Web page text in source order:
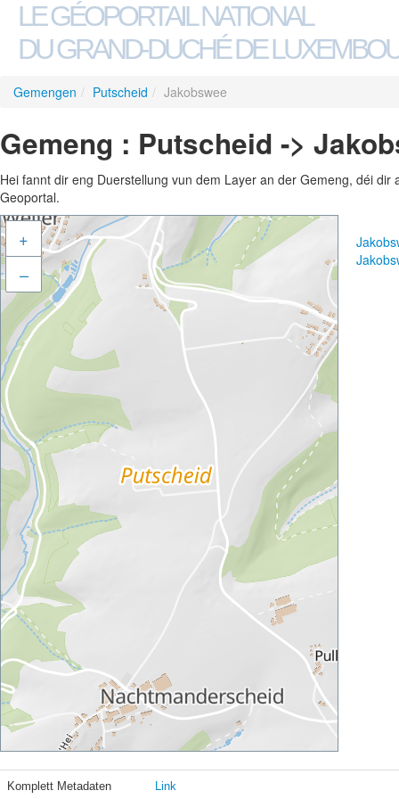
LE GÉOPORTAIL NATIONAL
DU GRAND-DUCHÉ DE
Gemengen / Putscheid / Jakobswee
Gemeng : Putscheid ->
Hei fannt dir eng Duerstellung vun dem Layer an der Gemeng, déi
Geoportal.
+
–
Komplett Metadaten Link